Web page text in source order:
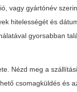
, vagy gyártónév
hitelességét és
gyorsabban
Nézd meg a
csomagküldés és